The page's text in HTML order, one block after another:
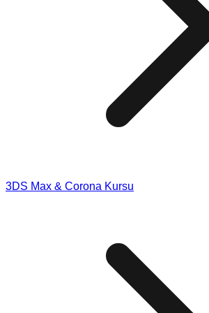
3DS Max & Corona Kursu